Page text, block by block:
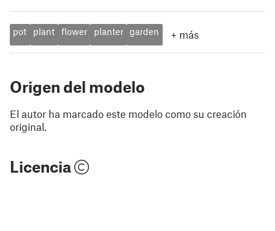
pot plant flower planter garden + más
Origen del modelo
El autor ha marcado este modelo como su creación
original.
Licencia